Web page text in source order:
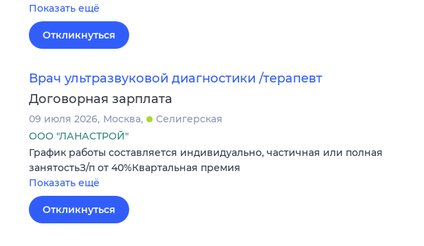
Показать ещё
Откликнуться
Врач ультразвуковой диагностики /терапевт
Договорная зарплата
09 июля 2026 Москва
Селигерская
ООО "ЛАНАСТРОЙ"
График работы составляется индивидуально, частичная или полная
занятостьЗ/п от 40%Квартальная премия
Показать ещё
Откликнуться